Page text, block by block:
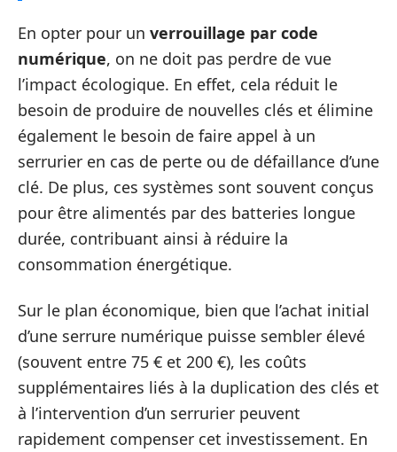
En opter pour un verrouillage par code
numérique, on ne doit pas perdre de vue
l’impact écologique. En effet, cela réduit le
besoin de produire de nouvelles clés et élimine
également le besoin de faire appel à un
serrurier en cas de perte ou de défaillance d’une
clé. De plus, ces systèmes sont souvent conçus
pour être alimentés par des batteries longue
durée, contribuant ainsi à réduire la
consommation énergétique.
Sur le plan économique, bien que l’achat initial
d’une serrure numérique puisse sembler élevé
(souvent entre 75 € et 200 €), les coûts
supplémentaires liés à la duplication des clés et
à l’intervention d’un serrurier peuvent
rapidement compenser cet investissement. En